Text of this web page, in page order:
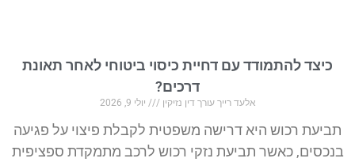
כיצד להתמודד עם דחיית כיסוי ביטוחי לאחר תאונת
דרכים?
אלעד רייך עורך דין נזיקין יולי 9, 2026
תביעת רכוש היא דרישה משפטית לקבלת פיצוי על פגיעה
בנכסים, כאשר תביעת נזקי רכוש לרכב מתמקדת ספציפית